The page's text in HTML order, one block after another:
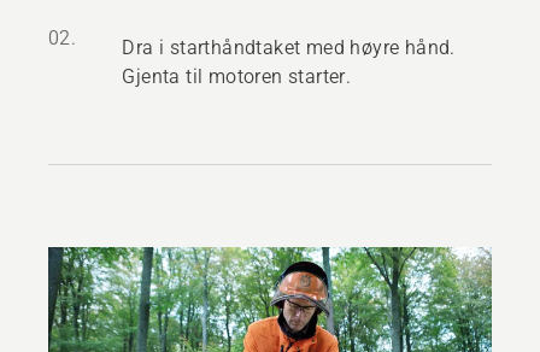
02.
Dra i starthåndtaket med høyre hånd.
Gjenta til motoren starter.